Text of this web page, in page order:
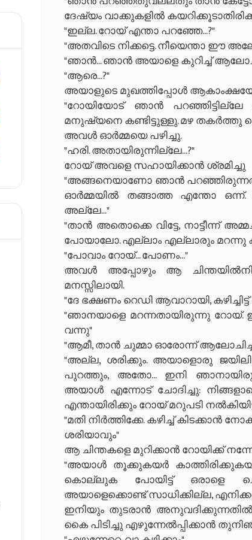
ദേഷ്യം വാക്കുകളിൽ
"ഇല്ല. റോയ് എന്താ പറഞ്ഞേ...?"
"അതവിടെ നിക്കട്ടെ. നീയെന്താ ഈ
"ഞാൻ... ഞാൻ അയാളെ കുറിച്ച്
"ആരെ...?"
അയാളുടെ മുഖത്തിപ്പോൾ
"റോയിയോട് ഞാൻ പറഞ്ഞിട്ടില്ലേ
മനുഷ്യനെ കണ്ടിട്ടുള്ളു. മഴ തകർത്തു
അവൾ ഓർമ്മയെ പഴിച്ചു.
"ഹരി. അതായിരുന്നില്ലേ...?"
റോയ് അവളെ സഹായിക്കാൻ ശ്രമിച്ചു
"അങ്ങനെയാണോ ഞാൻ
ഓർമ്മയിൽ തങ്ങാത്ത എന്തോ ഒന്ന്.
അല്ലേ..."
"താൻ അതൊക്കെ വിട്ടേ, നാട്ടീന്ന്
പോയാലോ. എല്ലാം എല്ലാരും മറന്നു
"പോവാം റോയ്... പോണം..."
അവൾ അപ്പോഴും ആ
മനസ്സിലായി.
"ദേ ഭക്ഷണം റെഡി ആവാറായി,
"ഞാനയാളെ മറന്നതായിരുന്നു റോയ്.
വന്നു"
"ആമീ, താൻ ചുമ്മാ ഓരോന്ന് ആലോചിച്ചു
"അല്ല, ശരിക്കും. അയാളൊരു
പുറത്തും, അതോ... ഇനി
അയാൾ എന്നോട് ചോദിച്ചു:
എന്തായിരിക്കും റോയ് മറുപടി
"മതി നിർത്തിക്കേ. കഴിച്ച്
ശരിയാവും"
ആ ചിന്തകളെ മുറിക്കാൻ റോയിക്ക്
"അയാൾ തൂക്കുകയർ
കൊല്ലുക പോയിട്ട് ഒരാളെ
അയാളെക്കൊണ്ട് സാധിക്കില്ല,
ഇനിയും തുടരാൻ
കൈ പിടിച്ചു എഴുന്നേൽപ്പിക്കാൻ